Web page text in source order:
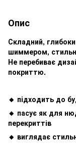
Опис
Складний,
шиммером,
Не перебиває
покриттю.
🔸 підходить до
🔸 пасує як для
перекриттів
🔸 виглядає